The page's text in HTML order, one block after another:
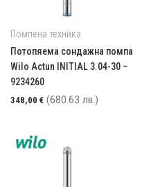
Помпена техника
Потопяема сондажна помпа
Wilo Actun INITIAL 3.04-30 –
9234260
348,00 € (680.63 лв.)